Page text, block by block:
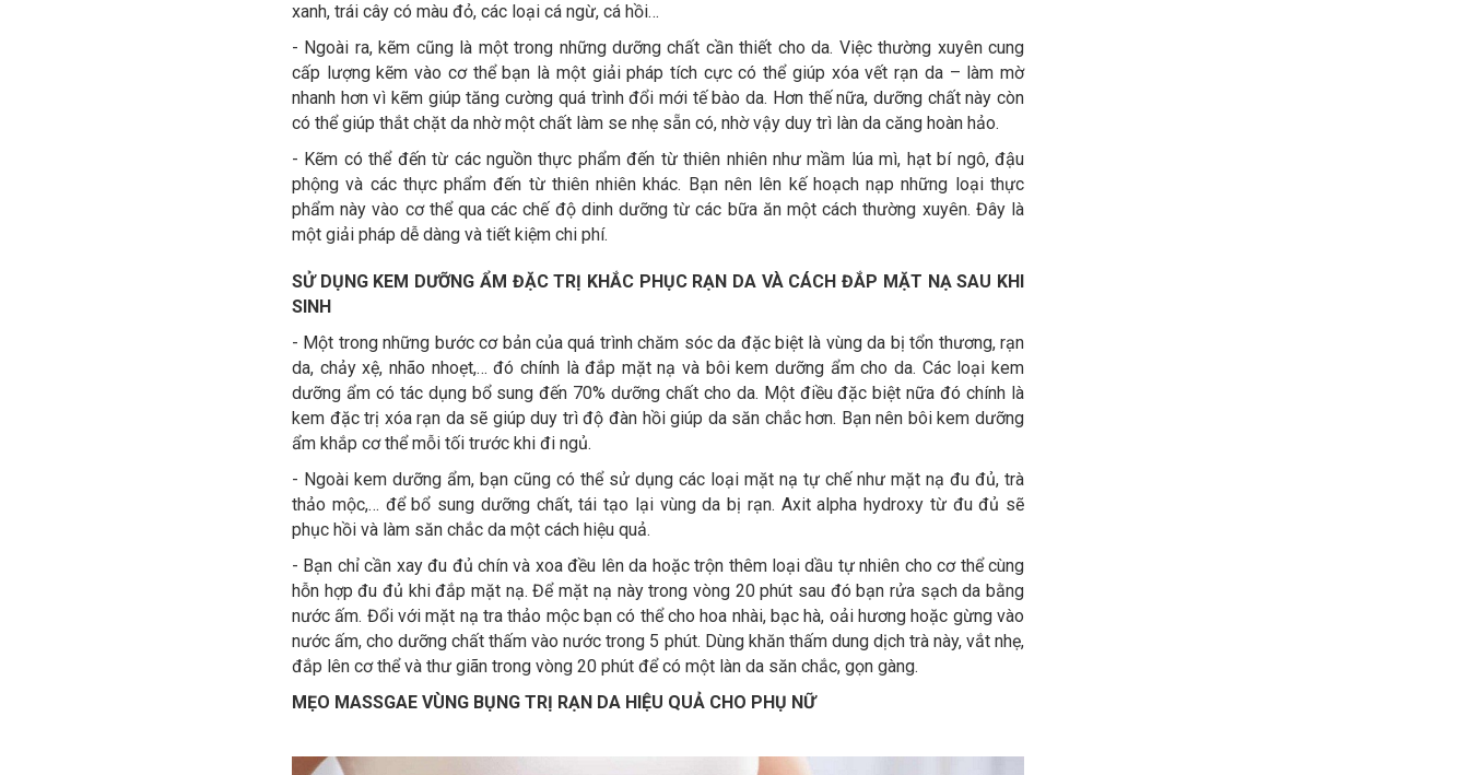
xanh, trái cây có màu đỏ, các loại cá ngừ, cá hồi…
- Ngoài ra, kẽm cũng là một trong những dưỡng chất cần thiết cho da. Việc thường xuyên cung
cấp lượng kẽm vào cơ thể bạn là một giải pháp tích cực có thể giúp xóa vết rạn da – làm mờ
nhanh hơn vì kẽm giúp tăng cường quá trình đổi mới tế bào da. Hơn thế nữa, dưỡng chất này còn
có thể giúp thắt chặt da nhờ một chất làm se nhẹ sẵn có, nhờ vậy duy trì làn da căng hoàn hảo.
- Kẽm có thể đến từ các nguồn thực phẩm đến từ thiên nhiên như mầm lúa mì, hạt bí ngô, đậu
phộng và các thực phẩm đến từ thiên nhiên khác. Bạn nên lên kế hoạch nạp những loại thực
phẩm này vào cơ thể qua các chế độ dinh dưỡng từ các bữa ăn một cách thường xuyên. Đây là
một giải pháp dễ dàng và tiết kiệm chi phí.
SỬ DỤNG KEM DƯỠNG ẨM ĐẶC TRỊ KHẮC PHỤC RẠN DA VÀ CÁCH ĐẮP MẶT NẠ SAU KHI
SINH
- Một trong những bước cơ bản của quá trình chăm sóc da đặc biệt là vùng da bị tổn thương, rạn
da, chảy xệ, nhão nhoẹt,… đó chính là đắp mặt nạ và bôi kem dưỡng ẩm cho da. Các loại kem
dưỡng ẩm có tác dụng bổ sung đến 70% dưỡng chất cho da. Một điều đặc biệt nữa đó chính là
kem đặc trị xóa rạn da sẽ giúp duy trì độ đàn hồi giúp da săn chắc hơn. Bạn nên bôi kem dưỡng
ẩm khắp cơ thể mỗi tối trước khi đi ngủ.
- Ngoài kem dưỡng ẩm, bạn cũng có thể sử dụng các loại mặt nạ tự chế như mặt nạ đu đủ, trà
thảo mộc,… để bổ sung dưỡng chất, tái tạo lại vùng da bị rạn. Axit alpha hydroxy từ đu đủ sẽ
phục hồi và làm săn chắc da một cách hiệu quả.
- Bạn chỉ cần xay đu đủ chín và xoa đều lên da hoặc trộn thêm loại dầu tự nhiên cho cơ thể cùng
hỗn hợp đu đủ khi đắp mặt nạ. Để mặt nạ này trong vòng 20 phút sau đó bạn rửa sạch da bằng
nước ấm. Đổi với mặt nạ tra thảo mộc bạn có thể cho hoa nhài, bạc hà, oải hương hoặc gừng vào
nước ấm, cho dưỡng chất thấm vào nước trong 5 phút. Dùng khăn thấm dung dịch trà này, vắt nhẹ,
đắp lên cơ thể và thư giãn trong vòng 20 phút để có một làn da săn chắc, gọn gàng.
MẸO MASSGAE VÙNG BỤNG TRỊ RẠN DA HIỆU QUẢ CHO PHỤ NỮ